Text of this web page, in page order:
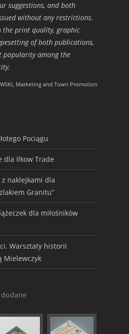
suggestions, and both
without any restrictions.
the print quality, graphic
of both publications,
popularity among the
Marketing and Town Promotion
Pociągu
dla Ilkow Trade
naklejkami dla
Granitu”
dla miłośników
Warsztaty historii
Mielewczyk